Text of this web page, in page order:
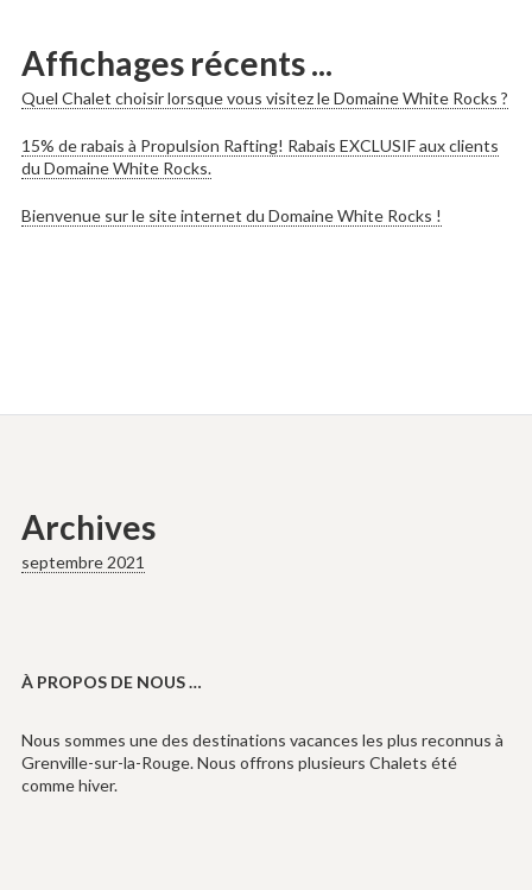
Affichages récents ...
Quel Chalet choisir lorsque vous visitez le Domaine White Rocks ?
15% de rabais à Propulsion Rafting! Rabais EXCLUSIF aux clients
du Domaine White Rocks.
Bienvenue sur le site internet du Domaine White Rocks !
Archives
septembre 2021
À PROPOS DE NOUS …
Nous sommes une des destinations vacances les plus reconnus à
Grenville-sur-la-Rouge. Nous offrons plusieurs Chalets été
comme hiver.